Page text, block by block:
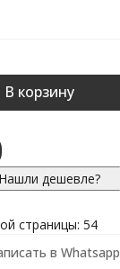
В корзину
Нашли дешевле?
страницы: 54
в Whatsapp